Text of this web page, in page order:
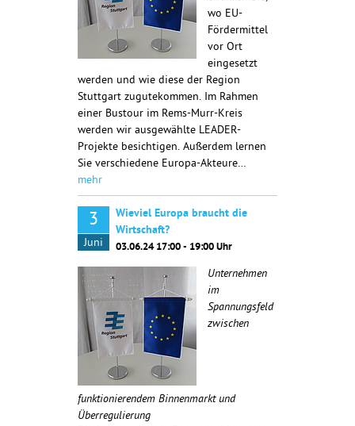
wo EU-
Fördermittel
vor Ort
eingesetzt
werden und wie diese der Region
Stuttgart zugutekommen. Im Rahmen
einer Bustour im Rems-Murr-Kreis
werden wir ausgewählte LEADER-
Projekte besichtigen. Außerdem lernen
Sie verschiedene Europa-Akteure…
mehr
3
Juni
Wieviel Europa braucht die
Wirtschaft?
03.06.24 17:00 - 19:00 Uhr
Unternehmen
im
Spannungsfeld
zwischen
funktionierendem Binnenmarkt und
Überregulierung